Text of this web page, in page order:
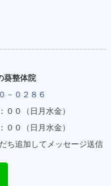
葵整体院
－０２８６
００（日月水金）
００（日月水金）
ち追加してメッセージ送信